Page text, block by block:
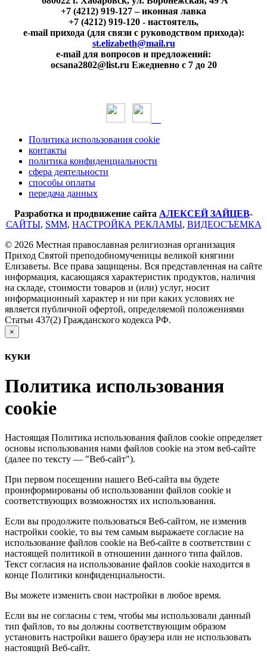
+7 (4212) 919-127 – иконная лавка
+7 (4212) 919-120 - настоятель,
e-mail прихода (для связи с руководством прихода):
st.elizabeth@mail.ru
e-mail для вопросов и предложений:
ocsana2802@list.ru Ежедневно с 7 до 20
Политика использования cookie
контакты
политика конфиденциальности
сфера деятельности
способы оплаты
передача данных
Разработка и продвижение сайта АЛЕКСЕЙ ЗАЙЦЕВ-
САЙТЫ, SMM, НАСТРОЙКА РЕКЛАМЫ, ВИДЕОСЪЕМКА
© 2026 Местная православная религиозная организация
Приход Святой преподобномученицы великой княгини
Елизаветы. Все права защищены. Вся представленная на сайте
информация, касающаяся характеристик продуктов, наличия
на складе, стоимости товаров и (или) услуг, носит
информационный характер и ни при каких условиях не
является публичной офертой, определяемой положениями
Статьи 437(2) Гражданского кодекса РФ.
×
куки
Политика использования
cookie
Настоящая Политика использования файлов cookie определяет
основы использования нами файлов cookie на этом веб-сайте
(далее по тексту — "Веб-сайт").
При первом посещении нашего Веб-сайта вы будете
проинформированы об использовании файлов cookie и
соответствующих возможностях их использования.
Если вы продолжите пользоваться Веб-сайтом, не изменив
настройки cookie, то вы тем самым выражаете согласие на
использование файлов cookie на Веб-сайте в соответствии с
настоящей политикой в отношении данного типа файлов.
Текст согласия на использование файлов cookie находится в
конце Политики конфиденциальности.
Вы можете изменить свои настройки в любое время.
Если вы не согласны с тем, чтобы мы использовали данный
тип файлов, то вы должны соответствующим образом
установить настройки вашего браузера или не использовать
настоящий Веб-сайт.